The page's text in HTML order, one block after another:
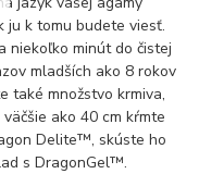
ju k tomu budete viesť.
niekoľko minút do čistej
mladších ako 8 rokov
také množstvo krmiva,
ako 40 cm kŕmte
Delite™, skúste ho
s DragonGel™.